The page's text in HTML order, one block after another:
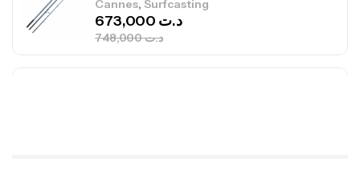
Cannes, Jigging
د.ت 379,000
د.ت340,000